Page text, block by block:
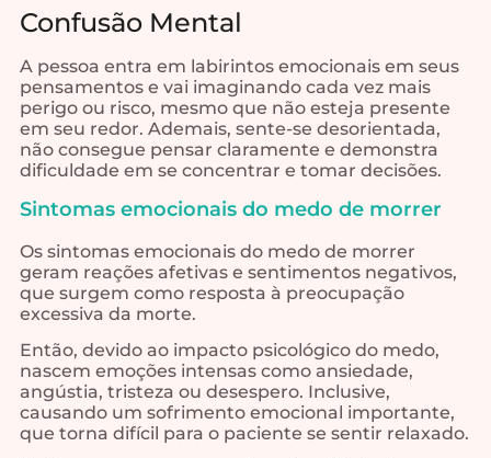
Confusão Mental
A pessoa entra em labirintos emocionais em seus
pensamentos e vai imaginando cada vez mais
perigo ou risco, mesmo que não esteja presente
em seu redor. Ademais, sente-se desorientada,
não consegue pensar claramente e demonstra
dificuldade em se concentrar e tomar decisões.
Sintomas emocionais do medo de morrer
Os sintomas emocionais do medo de morrer
geram reações afetivas e sentimentos negativos,
que surgem como resposta à preocupação
excessiva da morte.
Então, devido ao impacto psicológico do medo,
nascem emoções intensas como ansiedade,
angústia, tristeza ou desespero. Inclusive,
causando um sofrimento emocional importante,
que torna difícil para o paciente se sentir relaxado.